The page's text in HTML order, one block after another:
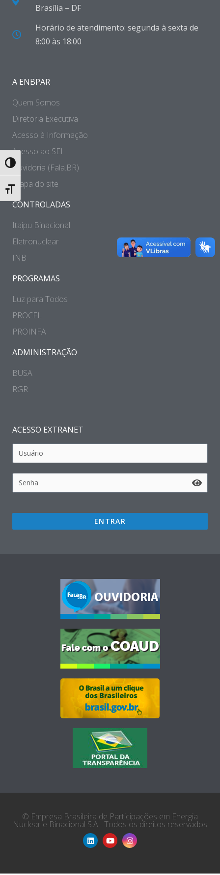
Toggle High Contrast
Toggle Font size
Brasília – DF
Horário de atendimento: segunda à sexta de
8:00 às 18:00
A ENBPAR
Quem Somos
Diretoria Executiva
Acesso à Informação
Acesso ao SEI
Ouvidoria (Fala.BR)
Mapa do site
CONTROLADAS
Itaipu Binacional
Eletronuclear
INB
PROGRAMAS
Luz para Todos
PROCEL
PROINFA
ADMINISTRAÇÃO
BUSA
RGR
ACESSO EXTRANET
ENTRAR
© Empresa Brasileira de Participações em Energia
Nuclear e Binacional S.A.- Todos os direitos reservados